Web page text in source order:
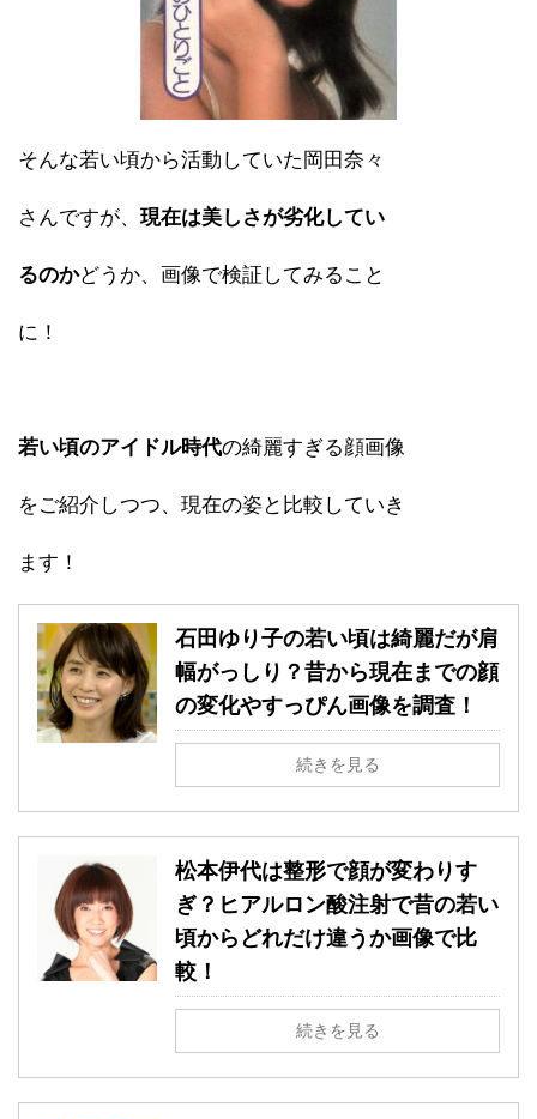
そんな若い頃から活動していた岡田奈々
さんですが、 現在は美しさが劣化してい
るのかどうか、画像で検証してみること
に！
若い頃のアイドル時代の綺麗すぎる顔画像
をご紹介しつつ、現在の姿と比較していき
ます！
石田ゆり子の若い頃は綺麗だが肩
幅がっしり？昔から現在までの顔
の変化やすっぴん画像を調査！
続きを見る
松本伊代は整形で顔が変わりす
ぎ？ヒアルロン酸注射で昔の若い
頃からどれだけ違うか画像で比
較！
続きを見る